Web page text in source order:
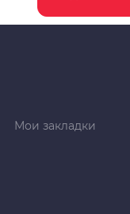
Мои закладки